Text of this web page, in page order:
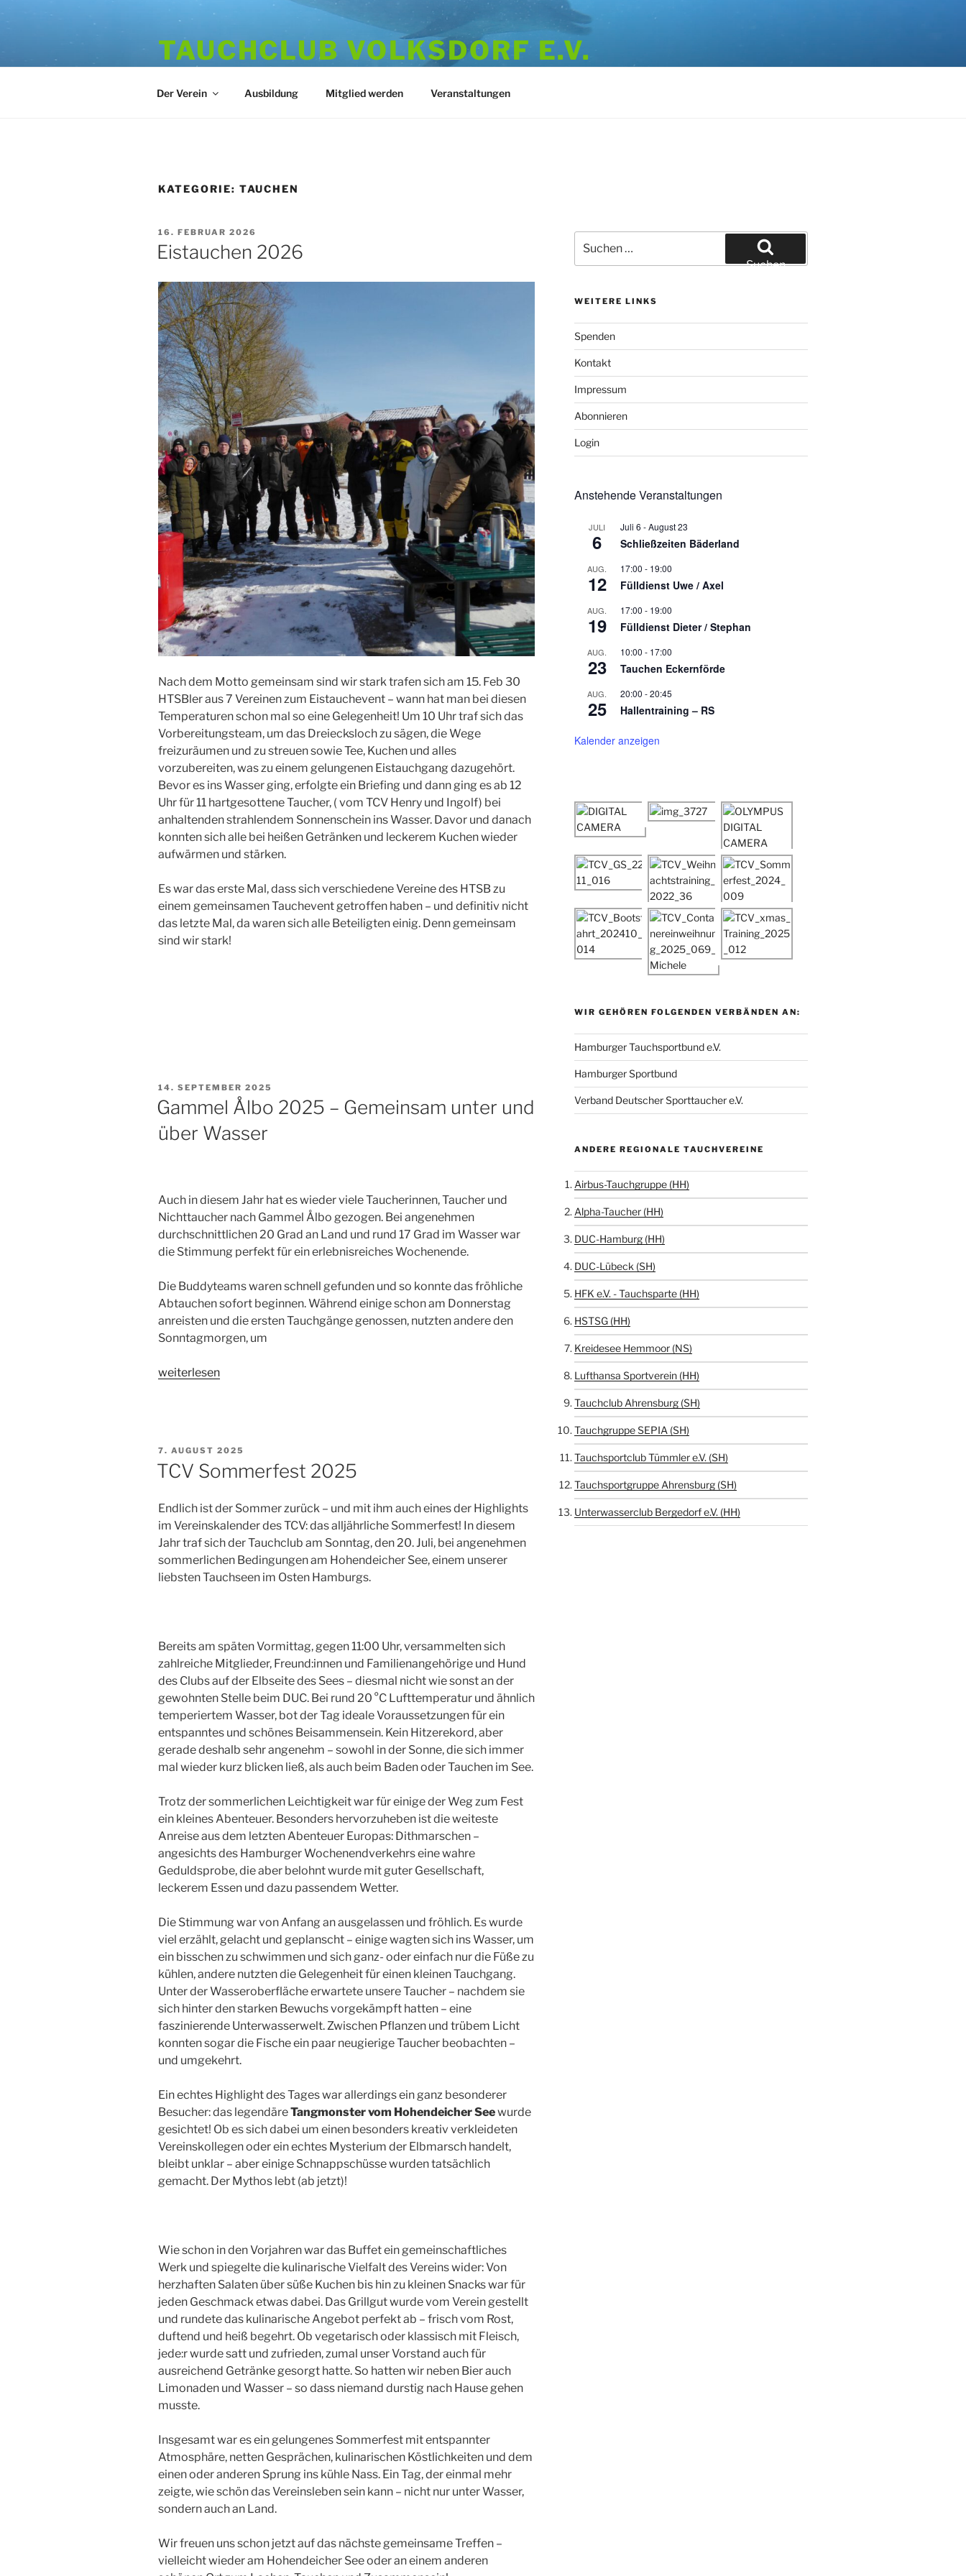
TAUCHCLUB VOLKSDORF E.V.
Der Verein Ausbildung Mitglied werden Veranstaltungen
KATEGORIE: TAUCHEN
VERÖFFENTLICHT
AM
16. FEBRUAR 2026
Eistauchen 2026
Nach dem Motto gemeinsam sind wir stark trafen sich am 15. Feb 30
HTSBler aus 7 Vereinen zum Eistauchevent – wann hat man bei diesen
Temperaturen schon mal so eine Gelegenheit! Um 10 Uhr traf sich das
Vorbereitungsteam, um das Dreiecksloch zu sägen, die Wege
freizuräumen und zu streuen sowie Tee, Kuchen und alles
vorzubereiten, was zu einem gelungenen Eistauchgang dazugehört.
Bevor es ins Wasser ging, erfolgte ein Briefing und dann ging es ab 12
Uhr für 11 hartgesottene Taucher, ( vom TCV Henry und Ingolf) bei
anhaltenden strahlendem Sonnenschein ins Wasser. Davor und danach
konnten sich alle bei heißen Getränken und leckerem Kuchen wieder
aufwärmen und stärken.
Es war das erste Mal, dass sich verschiedene Vereine des HTSB zu
einem gemeinsamen Tauchevent getroffen haben – und definitiv nicht
das letzte Mal, da waren sich alle Beteiligten einig. Denn gemeinsam
sind wir stark!
VERÖFFENTLICHT
AM
14. SEPTEMBER 2025
Gammel Ålbo 2025 – Gemeinsam unter und
über Wasser
Auch in diesem Jahr hat es wieder viele Taucherinnen, Taucher und
Nichttaucher nach Gammel Ålbo gezogen. Bei angenehmen
durchschnittlichen 20 Grad an Land und rund 17 Grad im Wasser war
die Stimmung perfekt für ein erlebnisreiches Wochenende.
Die Buddyteams waren schnell gefunden und so konnte das fröhliche
Abtauchen sofort beginnen. Während einige schon am Donnerstag
anreisten und die ersten Tauchgänge genossen, nutzten andere den
Sonntagmorgen, um
„Gammel
unter
und
Wasser“
weiterlesen
VERÖFFENTLICHT
AM
7. AUGUST 2025
TCV Sommerfest 2025
Endlich ist der Sommer zurück – und mit ihm auch eines der Highlights
im Vereinskalender des TCV: das alljährliche Sommerfest! In diesem
Jahr traf sich der Tauchclub am Sonntag, den 20. Juli, bei angenehmen
sommerlichen Bedingungen am Hohendeicher See, einem unserer
liebsten Tauchseen im Osten Hamburgs.
Bereits am späten Vormittag, gegen 11:00 Uhr, versammelten sich
zahlreiche Mitglieder, Freund:innen und Familienangehörige und Hund
des Clubs auf der Elbseite des Sees – diesmal nicht wie sonst an der
gewohnten Stelle beim DUC. Bei rund 20 °C Lufttemperatur und ähnlich
temperiertem Wasser, bot der Tag ideale Voraussetzungen für ein
entspanntes und schönes Beisammensein. Kein Hitzerekord, aber
gerade deshalb sehr angenehm – sowohl in der Sonne, die sich immer
mal wieder kurz blicken ließ, als auch beim Baden oder Tauchen im See.
Trotz der sommerlichen Leichtigkeit war für einige der Weg zum Fest
ein kleines Abenteuer. Besonders hervorzuheben ist die weiteste
Anreise aus dem letzten Abenteuer Europas: Dithmarschen –
angesichts des Hamburger Wochenendverkehrs eine wahre
Geduldsprobe, die aber belohnt wurde mit guter Gesellschaft,
leckerem Essen und dazu passendem Wetter.
Die Stimmung war von Anfang an ausgelassen und fröhlich. Es wurde
viel erzählt, gelacht und geplanscht – einige wagten sich ins Wasser, um
ein bisschen zu schwimmen und sich ganz- oder einfach nur die Füße zu
kühlen, andere nutzten die Gelegenheit für einen kleinen Tauchgang.
Unter der Wasseroberfläche erwartete unsere Taucher – nachdem sie
sich hinter den starken Bewuchs vorgekämpft hatten – eine
faszinierende Unterwasserwelt. Zwischen Pflanzen und trübem Licht
konnten sogar die Fische ein paar neugierige Taucher beobachten –
und umgekehrt.
Ein echtes Highlight des Tages war allerdings ein ganz besonderer
Besucher: das legendäreTangmonster vom Hohendeicher Seewurde
gesichtet! Ob es sich dabei um einen besonders kreativ verkleideten
Vereinskollegen oder ein echtes Mysterium der Elbmarsch handelt,
bleibt unklar – aber einige Schnappschüsse wurden tatsächlich
gemacht. Der Mythos lebt (ab jetzt)!
Wie schon in den Vorjahren war das Buffet ein gemeinschaftliches
Werk und spiegelte die kulinarische Vielfalt des Vereins wider: Von
herzhaften Salaten über süße Kuchen bis hin zu kleinen Snacks war für
jeden Geschmack etwas dabei. Das Grillgut wurde vom Verein gestellt
und rundete das kulinarische Angebot perfekt ab – frisch vom Rost,
duftend und heiß begehrt. Ob vegetarisch oder klassisch mit Fleisch,
jede:r wurde satt und zufrieden, zumal unser Vorstand auch für
ausreichend Getränke gesorgt hatte. So hatten wir neben Bier auch
Limonaden und Wasser – so dass niemand durstig nach Hause gehen
musste.
Insgesamt war es ein gelungenes Sommerfest mit entspannter
Atmosphäre, netten Gesprächen, kulinarischen Köstlichkeiten und dem
einen oder anderen Sprung ins kühle Nass. Ein Tag, der einmal mehr
zeigte, wie schön das Vereinsleben sein kann – nicht nur unter Wasser,
sondern auch an Land.
Wir freuen uns schon jetzt auf das nächste gemeinsame Treffen –
vielleicht wieder am Hohendeicher See oder an einem anderen
nach:
Suchen
WEITERE LINKS
Spenden
Kontakt
Impressum
Abonnieren
Login
Anstehende Veranstaltungen
JULI
6
Juli 6 -August 23
Schließzeiten Bäderland
AUG.
12
17:00 - 19:00
Fülldienst Uwe / Axel
AUG.
19
17:00 - 19:00
Fülldienst Dieter / Stephan
AUG.
23
10:00 - 17:00
Tauchen Eckernförde
AUG.
25
20:00 -20:45
Hallentraining – RS
Kalender anzeigen
WIR GEHÖREN FOLGENDEN VERBÄNDEN AN:
Hamburger Tauchsportbund e.V.
Hamburger Sportbund
Verband Deutscher Sporttaucher e.V.
ANDERE REGIONALE TAUCHVEREINE
Airbus-Tauchgruppe (HH)
Alpha-Taucher (HH)
DUC-Hamburg (HH)
DUC-Lübeck (SH)
HFK e.V. - Tauchsparte (HH)
HSTSG (HH)
Kreidesee Hemmoor (NS)
Lufthansa Sportverein (HH)
Tauchclub Ahrensburg (SH)
Tauchgruppe SEPIA (SH)
Tauchsportclub Tümmler e.V. (SH)
Tauchsportgruppe Ahrensburg (SH)
Unterwasserclub Bergedorf e.V. (HH)